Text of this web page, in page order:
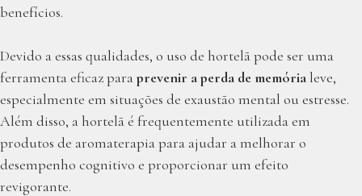
benefícios.
Devido a essas qualidades, o uso de hortelã pode ser uma
ferramenta eficaz paraprevenir a perda de memória leve,
especialmente em situações de exaustão mental ou estresse.
Além disso, a hortelã é frequentemente utilizada em
produtos de aromaterapia para ajudar a melhorar o
desempenho cognitivo e proporcionar um efeito
revigorante.